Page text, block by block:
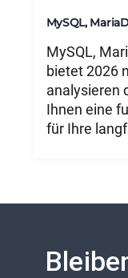
MySQL,
MySQL,
bietet 2026
analysieren
Ihnen eine
für Ihre